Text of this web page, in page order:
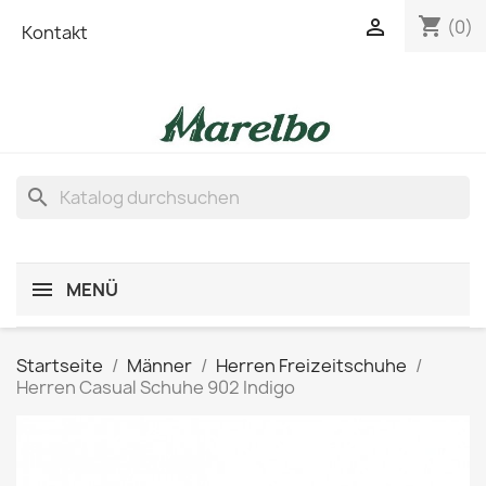
Kontakt shopping_cart (0)

search
MENÜ
Startseite Männer
Herren Freizeitschuhe
Herren Casual Schuhe 902 Indigo